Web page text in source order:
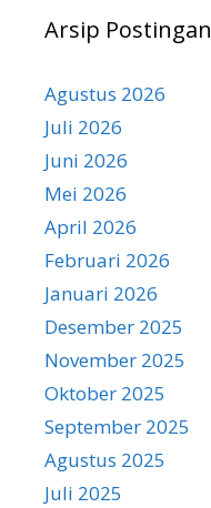
Arsip Postingan
Agustus 2026
Juli 2026
Juni 2026
Mei 2026
April 2026
Februari 2026
Januari 2026
Desember 2025
November 2025
Oktober 2025
September 2025
Agustus 2025
Juli 2025